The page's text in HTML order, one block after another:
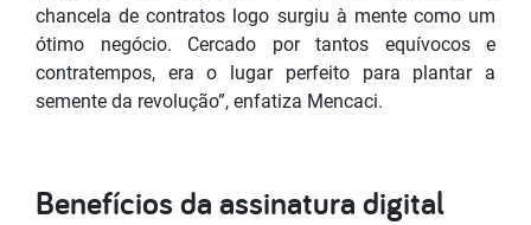
chancela de contratos logo surgiu à mente como um
ótimo negócio. Cercado por tantos equívocos e
contratempos, era o lugar perfeito para plantar a
semente da revolução”, enfatiza Mencaci.
Benefícios da assinatura digital